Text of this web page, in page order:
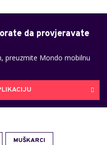
da provjeravate
preuzmite Mondo mobilnu
MUŠKARCI